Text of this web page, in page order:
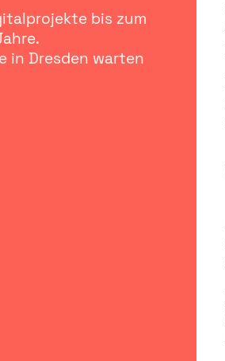
bis zum
in Dresden warten